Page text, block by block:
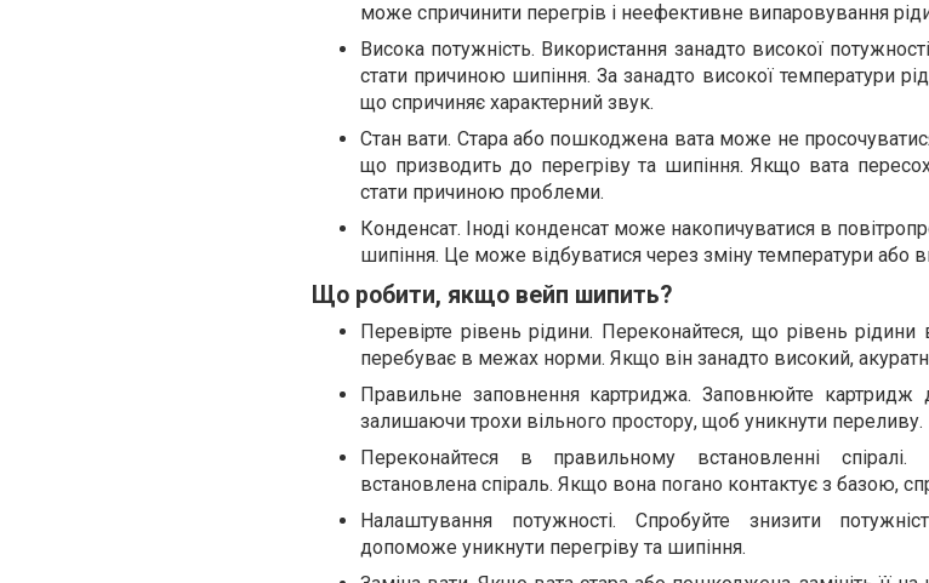
може спричинити перегрів і неефективне випаровування
Висока потужність. Використання занадто високої
стати причиною шипіння. За занадто високої температури
що спричиняє характерний звук.
Стан вати. Стара або пошкоджена вата може не
що призводить до перегріву та шипіння. Якщо вата
стати причиною проблеми.
Конденсат. Іноді конденсат може накопичуватися в
шипіння. Це може відбуватися через зміну температури або
Що робити, якщо вейп шипить?
Перевірте рівень рідини. Переконайтеся, що рівень рідини
перебуває в межах норми. Якщо він занадто високий,
Правильне заповнення картриджа. Заповнюйте картридж
залишаючи трохи вільного простору, щоб уникнути переливу.
Переконайтеся в правильному встановленні
встановлена спіраль. Якщо вона погано контактує з базою,
Налаштування потужності. Спробуйте знизити
допоможе уникнути перегріву та шипіння.